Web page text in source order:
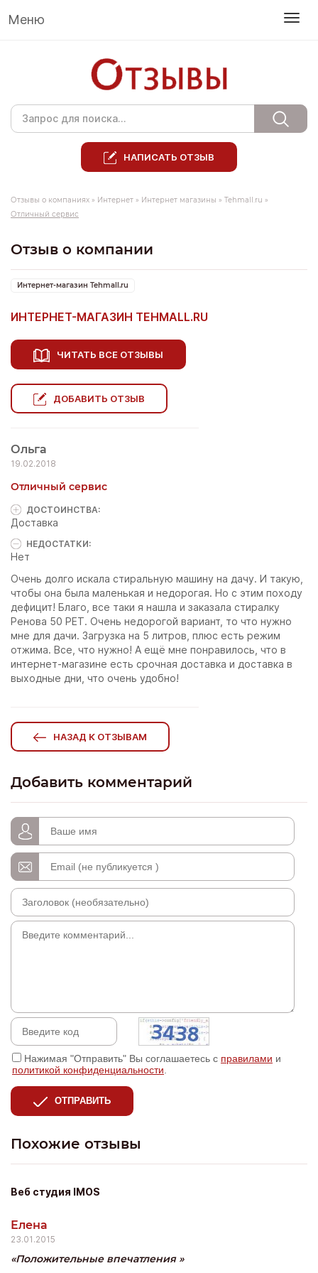
Меню
НАПИСАТЬ ОТЗЫВ
Отзывы о компаниях » Интернет » Интернет магазины » Tehmall.ru »
Отличный сервис
Отзыв о компании
Интернет-магазин Tehmall.ru
ИНТЕРНЕТ-МАГАЗИН TEHMALL.RU
ЧИТАТЬ ВСЕ ОТЗЫВЫ
ДОБАВИТЬ ОТЗЫВ
Ольга
19.02.2018
Отличный сервис
ДОСТОИНCТВА:
Доставка
НЕДОСТАТКИ:
Нет
Очень долго искала стиральную машину на дачу. И такую,
чтобы она была маленькая и недорогая. Но с этим походу
дефицит! Благо, все таки я нашла и заказала стиралку
Ренова 50 РЕТ. Очень недорогой вариант, то что нужно
мне для дачи. Загрузка на 5 литров, плюс есть режим
отжима. Все, что нужно! А ещё мне понравилось, что в
интернет-магазине есть срочная доставка и доставка в
выходные дни, что очень удобно!
НАЗАД К ОТЗЫВАМ
Добавить комментарий
Нажимая "Отправить" Вы соглашаетесь с правилами и
политикой конфиденциальности
ОТПРАВИТЬ
Похожие отзывы
Веб студия IMOS
Елена
23.01.2015
Положительные впечатления